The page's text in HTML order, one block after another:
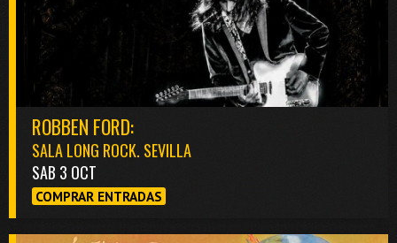
ROBBEN FORD:
SALA LONG ROCK. SEVILLA
SAB 3 OCT
COMPRAR ENTRADAS